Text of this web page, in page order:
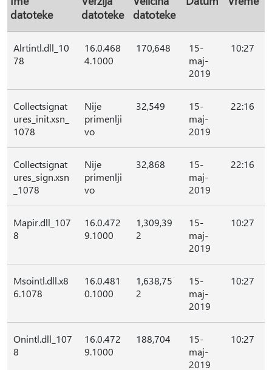
datoteke
datoteke
datoteke
Alrtintl.dll_10
78
16.0.468
4.1000
170,648
15-
maj-
2019
10:27
Collectsignat
ures_init.xsn_
1078
Nije
primenlji
vo
32,549
15-
maj-
2019
22:16
Collectsignat
ures_sign.xsn
_1078
Nije
primenlji
vo
32,868
15-
maj-
2019
22:16
Mapir.dll_107
8
16.0.472
9.1000
1,309,39
2
15-
maj-
2019
10:27
Msointl.dll.x8
6.1078
16.0.481
0.1000
1,638,75
2
15-
maj-
2019
10:27
Onintl.dll_107
8
16.0.472
9.1000
188,704
15-
maj-
2019
10:27